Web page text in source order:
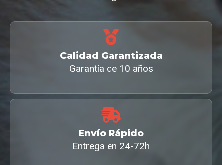
Calidad Garantizada
Garantía de 10 años
Envío Rápido
Entrega en 24-72h